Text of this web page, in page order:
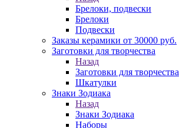
Брелоки, подвески
Брелоки
Подвески
Заказы керамики от 30000 руб.
Заготовки для творчества
Назад
Заготовки для творчества
Шкатулки
Знаки Зодиака
Назад
Знаки Зодиака
Наборы